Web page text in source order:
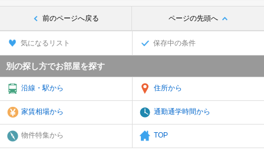
前のページへ戻る ページの先頭へ
気になるリスト 保存中の条件
別の探し方でお部屋を探す
沿線・駅から 住所から
家賃相場から 通勤通学時間から
物件特集から TOP